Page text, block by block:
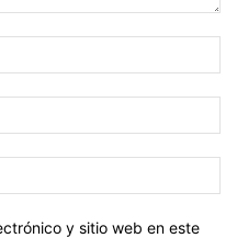
y sitio web en este